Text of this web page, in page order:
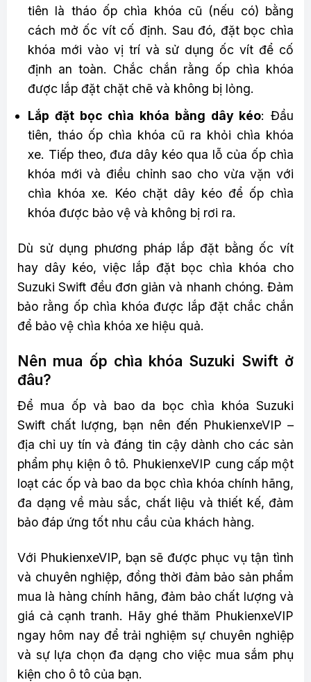
tiên là tháo ốp chìa khóa cũ (nếu có) bằng
cách mở ốc vít cố định. Sau đó, đặt bọc chìa
khóa mới vào vị trí và sử dụng ốc vít để cố
định an toàn. Chắc chắn rằng ốp chìa khóa
được lắp đặt chặt chẽ và không bị lỏng.
Lắp đặt bọc chìa khóa bằng dây kéo: Đầu
tiên, tháo ốp chìa khóa cũ ra khỏi chìa khóa
xe. Tiếp theo, đưa dây kéo qua lỗ của ốp chìa
khóa mới và điều chỉnh sao cho vừa vặn với
chìa khóa xe. Kéo chặt dây kéo để ốp chìa
khóa được bảo vệ và không bị rơi ra.
Dù sử dụng phương pháp lắp đặt bằng ốc vít
hay dây kéo, việc lắp đặt bọc chìa khóa cho
Suzuki Swift đều đơn giản và nhanh chóng. Đảm
bảo rằng ốp chìa khóa được lắp đặt chắc chắn
để bảo vệ chìa khóa xe hiệu quả.
Nên mua ốp chìa khóa Suzuki Swift ở
đâu?
Để mua ốp và bao da bọc chìa khóa Suzuki
Swift chất lượng, bạn nên đến PhukienxeVIP –
địa chỉ uy tín và đáng tin cậy dành cho các sản
phẩm phụ kiện ô tô. PhukienxeVIP cung cấp một
loạt các ốp và bao da bọc chìa khóa chính hãng,
đa dạng về màu sắc, chất liệu và thiết kế, đảm
bảo đáp ứng tốt nhu cầu của khách hàng.
Với PhukienxeVIP, bạn sẽ được phục vụ tận tình
và chuyên nghiệp, đồng thời đảm bảo sản phẩm
mua là hàng chính hãng, đảm bảo chất lượng và
giá cả cạnh tranh. Hãy ghé thăm PhukienxeVIP
ngay hôm nay để trải nghiệm sự chuyên nghiệp
và sự lựa chọn đa dạng cho việc mua sắm phụ
kiện cho ô tô của bạn.